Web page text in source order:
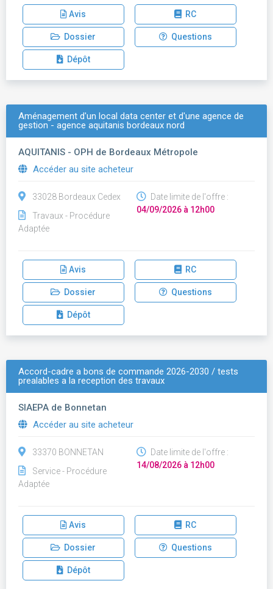
Avis RC
Dossier Questions
Dépôt
Aménagement d'un local data center et d'une agence de
gestion - agence aquitanis bordeaux nord
AQUITANIS - OPH de Bordeaux Métropole
Accéder au site acheteur
33028 Bordeaux Cedex
Travaux - Procédure
Adaptée
Date limite de l'offre :
04/09/2026 à 12h00
Avis RC
Dossier Questions
Dépôt
Accord-cadre a bons de commande 2026-2030 / tests
prealables a la reception des travaux
SIAEPA de Bonnetan
Accéder au site acheteur
33370 BONNETAN
Service - Procédure
Adaptée
Date limite de l'offre :
14/08/2026 à 12h00
Avis RC
Dossier Questions
Dépôt